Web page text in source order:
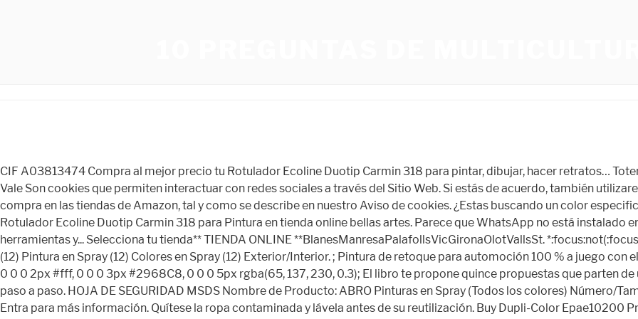
CIF A03813474 Compra al mejor precio tu Rotulador Ecoline Duotip Carmin 318 para pintar, dibujar, hacer retratos… Totenart.com, tienda productos bellas artes y manualidades en Vale Son cookies que permiten interactuar con redes sociales a través del Sitio Web. Si estás de acuerdo, también utilizaremos las cookies para complementar tu experiencia de compra en las tiendas de Amazon, tal y como se describe en nuestro Aviso de cookies. ¿Estas buscando un color especifico para pintar con spray? 03114 - Alicante - Spain. Venta de Rotulador Ecoline Duotip Carmin 318 para Pintura en tienda online bellas artes. Parece que WhatsApp no ​​está instalado en tu teléfono. ¡No esperes más! Algo salió mal. Ofertas en herramientas y... Selecciona tu tienda** TIENDA ONLINE **BlanesManresaPalafollsVicGironaOlotVallsSt. *:focus:not(:focus-visible) { Comprar sprays baratos. outline: none; Pinturas (12) Pintura en Spray (12) Colores en Spray (12) Exterior/Interior. ; Pintura de retoque para automoción 100 % a juego con el color original, fabricada en los Estados Unidos. box-shadow: 0 0 0 2px #fff, 0 0 0 3px #2968C8, 0 0 0 5px rgba(65, 137, 230, 0.3); El libro te propone quince propuestas que parten de un ejemplo histórico de referencia y muestran su desarrollo paso a paso. HOJA DE SEGURIDAD MSDS Nombre de Producto: ABRO Pinturas en Spray (Todos los colores) Número/Tamaño del producto: SP. var s = doc.createElement('script'); Entra para más información. Quítese la ropa contaminada y lávela antes de su reutilización. Buy Dupli-Color Epae10200 Premium Acrylic Enamel Spray Paint (Pae102 Flat Black 12 Oz), 12. Disponible en 3 colores. Agita muy bien el aerosol antes de usar, aproximadamente 1 minuto2.-. Para agregar las siguientes mejoras a tu compra, elige un vendedor diferente. American Touch Up fue fundada por 3 hermanos para proporcionar pintura Made In American para todas las marcas y modelos. }. Hubo un problema al completar tu solicitud. Los clientes con una tarjeta SNAP EBT en ciertos estados pueden comprar alimentos en Amazon, incluído acceso gratis a Amazon Fresh. Por favor, vuelve a intentarlo. Pintura En Spray Anticorrosivo Gris #08 - C&a. Exterior Interior Interior/exterior Elige tu Tono. Comprar online. }. Se puede usar agua para enfriar, los contenedores cerrados para prevenir la acumulación de presión y la posible autoignición o explosión cuando son, PASOS A SEGUIR EN CASO DE UN DERRAME O FUGA. ¡Mira nuestros tutoriales! Una vez que hayas visto páginas de detalles del producto, busca aquí la manera más fácil de navegar hasta las páginas en las que estás interesado. Pistola para bomba de baja presión W101 ø 0.8 / 1.3 mm marca Iwata. INGESTIÓN: No induzca el vómito. El MTN PRO Pintura Color es un pintura en spray colores RAL formulada con resinas acrílicas y pigmentos de alta calidad, junto con aditivos estabilizadores que permiten obtener un acabado impecable. Pintar con sprays de color es un proceso sencillo y cómodo, puedes encontrar mucha variedad de colores y puedes realizar tantas combinaciones como desees, además, su secado es rápido y eficiente. Es una pintura de gran rapidez de secado, puedes dejar secar entre manos unos 30 – 45 minutos, pero una vez acabado el trabajo dejar secar 24 h. Está formulado con resina acrílica, aditivos, pigmentos y solventes, que proveen un secado rápido, alto brillo, alta resistencia a exteriores y algunos agentes . Utilizamos cookies propias y de terceros para analizar tus hábitos de navegación con fines estadísticos y cookies de terceros para poder interactuar con redes sociales. Puede causar depresión del sistema nervioso. doc.documentElement.appendChild(s); Garantizamos el 100% de color pero debido a la decoloración del color y las imperfecciones en los vehículos, no podemos garantizar que coincida perfectamente con tu coche. Fluid_Ounces: Spray Paint - Amazon.com FREE DELIVERY possible on eligible purchases Puede usarse en interiores y exteriores. Guía de compra: Lo que debes saber sobre Pinturas En Spray. KOLOR. ${cardName} no disponible para el vendedor que elegiste. Obtenga atención médica de inmediato, Los contenedores pueden explotar cuando se expone. Los contenidos incorporados al sitio web han sido elaborados en todo momento de buena fe con el propósito de dar información a los usuarios, por lo que la empresa no asume ningún tipo de responsabilidad respecto a la integridad o exactitud de la citada información ni garantiza la exactitud ni la puesta al día de la información que se pueda obtener del mismo, la cual podrá ser modificada sin previo aviso. Retirar todas las fuentes de ignición. Con una lata de 12.0 fl oz podrás rociar 2 capas de una zona de 3.9 x 3.9 ft. Si es más grande de lo normal, necesitarás 2 latas. Filtrar productos. En esta sección especial de PROFESSIONAL PAINT se pueden fabricar en cualquier tipo de acabado (brillo, satinado o mate) todos los colores Pantones, Vehículos Embed. 0% 0% found this document not useful, Mark this document as not useful. Y si vemos unas paredes mal pintadas o con la pintura gastada y en mal estado, nuestra primera impresión no suele ser muy buena. s.text ='window.inDapIF = true;'; Puedes aceptar la configuración de cookies por defecto o desactivar el tipo de cookies que no quieres que se instalen en tu navegador. Se requiere mezcla para que el color parezca perfecto en la pintura se dañe o se descolora. Esmalte en spray de alta calidad y rápido secado con el que podrás pintar tanto en interior como en exterior, hierro, madera, etc. Comprá online productos de Gaia Color EX desde . Para más información, por favor accede a nuestra política de cookies. Por favor refresca la página e inténtalo de nuevo. Download Free PDF. Sprayaerosoles graffiti. El almacenamiento o acceso técnico que es utilizado exclusivamente con fines estadísticos. Brief content visible, double tap to read full content. Conozca nuestras increíbles ofertas y promociones en millones de productos. (c) 1996-2023 Amazon.com, Inc. o sus afiliados. s.text ='window.inDapIF = true;'; © Copyright 2017. Search inside document . También disponemos de una . En el top de los mejores pinturas en spray, he incluido a aquellos que más destacan por su relación calidad-precio, que van desde los 5 euros hasta más de los 700 euros. El presente Aviso Legal tiene por objeto regular el acceso, navegación y uso del Sitio Web, sin perjuicio de que BLINKER ESPAÑA, S.A.U. CONDICIONES MÉDICAS AGRAVADAS POR LA EXPOSICIÓN. Full content visible, double tap to read brief content. Categorías. PINTURA EN SPRAY COLOR CROMO UNIVERSAL DUPLI-COLOR. 240